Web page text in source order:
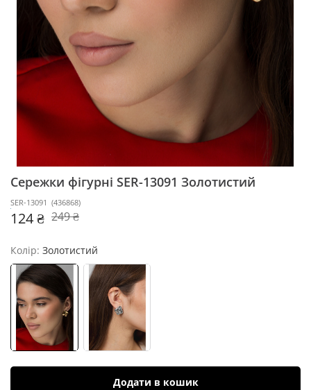
Сережки фігурні SER-13091 Золотистий
SER-13091 (436868)
124 ₴ 249 ₴
Колір: Золотистий
Додати в кошик